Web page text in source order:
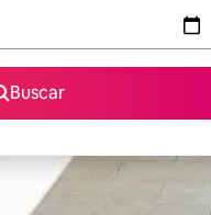
Buscar